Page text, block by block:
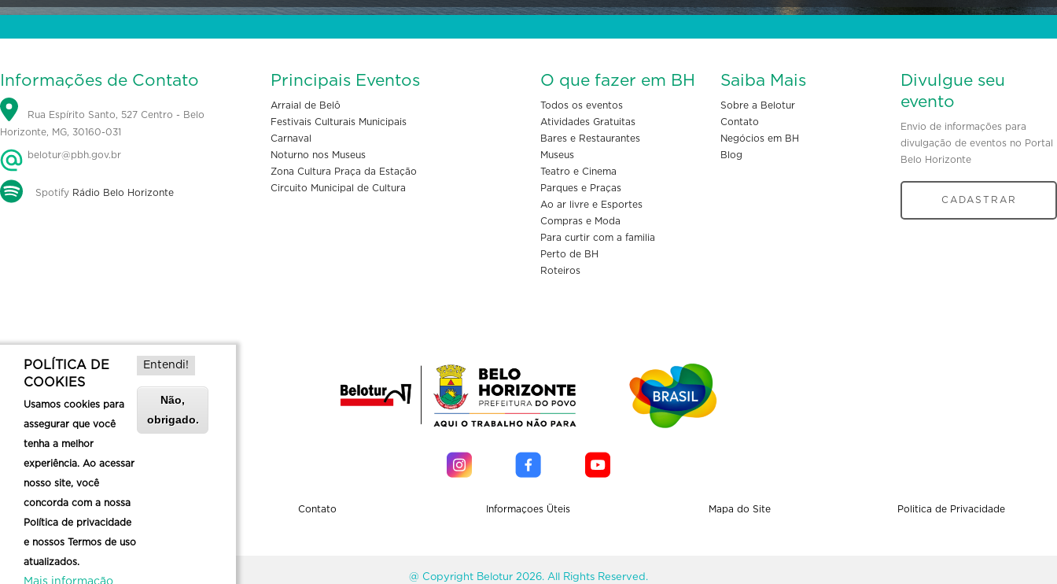
Informações de Contato
Rua Espírito Santo, 527 Centro - Belo
Horizonte, MG, 30160-031
belotur@pbh.gov.br
Spotify Rádio Belo Horizonte
Principais Eventos
Arraial de Belô
Festivais Culturais Municipais
Carnaval
Noturno nos Museus
Zona Cultura Praça da Estação
Circuito Municipal de Cultura
O que fazer em BH
Todos os eventos
Atividades Gratuitas
Bares e Restaurantes
Museus
Teatro e Cinema
Parques e Praças
Ao ar livre e Esportes
Compras e Moda
Para curtir com a familia
Perto de BH
Roteiros
Saiba Mais
Sobre a Belotur
Contato
Negócios em BH
Blog
Divulgue seu
evento
Envio de informações para
divulgação de eventos no Portal
Belo Horizonte
CADASTRAR
Sobre a Belotur Contato Informaçoes Üteis Mapa do Site Politica de Privacidade
@ Copyright Belotur 2026. All Rights Reserved.
POLÍTICA DE
COOKIES
Usamos cookies para
assegurar que você
tenha a melhor
experiência. Ao acessar
nosso site, você
concorda com a nossa
Política de privacidade
e nossos Termos de uso
atualizados.
Mais informação
Entendi!
Não,
obrigado.